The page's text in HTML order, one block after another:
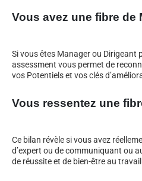
Vous avez une fibre de
Si vous êtes Manager ou Dirigeant
assessment vous permet de
vos Potentiels et vos clés
Vous ressentez une
Ce bilan révèle si vous avez
d’expert ou de communiquant ou
de réussite et de bien-être au